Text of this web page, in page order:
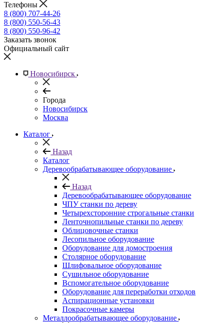
Телефоны
8 (800) 707-44-26
8 (800) 550-56-43
8 (800) 550-96-42
Заказать звонок
Официальный сайт
Новосибирск
Города
Новосибирск
Москва
Каталог
Назад
Каталог
Деревообрабатывающее оборудование
Назад
Деревообрабатывающее оборудование
ЧПУ станки по дереву
Четырехсторонние строгальные станки
Ленточнопильные станки по дереву
Облицовочные станки
Лесопильное оборудование
Оборудование для домостроения
Столярное оборудование
Шлифовальное оборудование
Сушильное оборудование
Вспомогательное оборудование
Оборудование для переработки отходов
Аспирационные установки
Покрасочные камеры
Металлообрабатывающее оборудование